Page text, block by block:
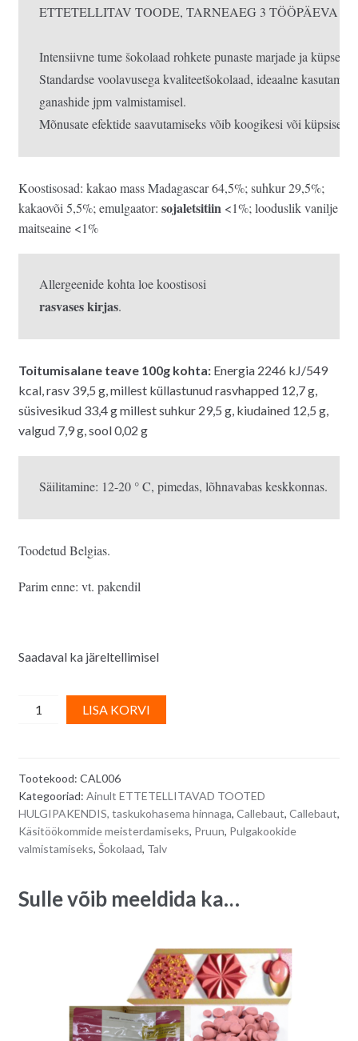
ETTETELLITAV TOODE, TARNEAEG 3 TÖÖPÄEVA!
Standardse voolavusega kvaliteetšokolaad, ideaalne
ganashide jpm valmistamisel.
Mõnusate efektide saavutamiseks võib koogikesi või
Koostisosad: kakao mass Madagascar 64,5%; suhkur 29,5%;
kakaovõi 5,5%; emulgaator: sojaletsitiin <1%; looduslik vanilje
maitseaine <1%
rasvases kirjas
Toitumisalane teave 100g kohta:Energia 2246 kJ/549
kcal, rasv 39,5 g, millest küllastunud rasvhapped 12,7 g,
süsivesikud 33,4 g millest suhkur 29,5 g, kiudained 12,5 g,
valgud 7,9 g, sool 0,02 g
Säilitamine: 12-20 ° C, pimedas, lõhnavabas keskkonnas.
Toodetud Belgias.
Parim enne: vt. pakendil
Saadaval ka järeltellimisel
Callebaut
tume
šokolaad
(kakao
sisaldus
)
LISA KORVI
n
t
e
Tootekood: CAL006
Kategooriad: Ainult ETTETELLITAVAD TOOTED
HULGIPAKENDIS, taskukohasema hinnaga, Callebaut, Callebaut,
Käsitöökommide meisterdamiseks, Pruun, Pulgakookide
valmistamiseks, Šokolaad, Talv
Sulle võib meeldida ka…